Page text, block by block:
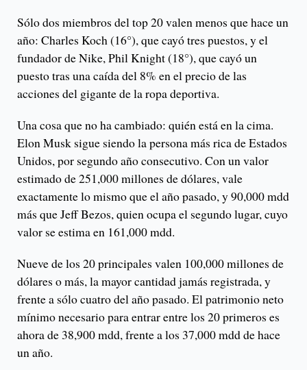
Sólo dos miembros del top 20 valen menos que hace un
año: Charles Koch (16°), que cayó tres puestos, y el
fundador de Nike, Phil Knight (18°), que cayó un
puesto tras una caída del 8% en el precio de las
acciones del gigante de la ropa deportiva.
Una cosa que no ha cambiado: quién está en la cima.
Elon Musk sigue siendo la persona más rica de Estados
Unidos, por segundo año consecutivo. Con un valor
estimado de 251,000 millones de dólares, vale
exactamente lo mismo que el año pasado, y 90,000 mdd
más que Jeff Bezos, quien ocupa el segundo lugar, cuyo
valor se estima en 161,000 mdd.
Nueve de los 20 principales valen 100,000 millones de
dólares o más, la mayor cantidad jamás registrada, y
frente a sólo cuatro del año pasado. El patrimonio neto
mínimo necesario para entrar entre los 20 primeros es
ahora de 38,900 mdd, frente a los 37,000 mdd de hace
un año.